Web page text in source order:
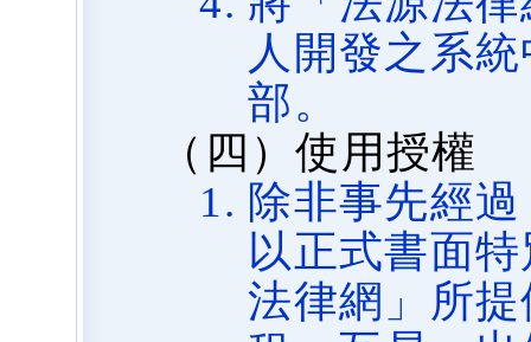
人開發之系
部。
（四）使用授權
除非事先經
以正式書面
法律網」所